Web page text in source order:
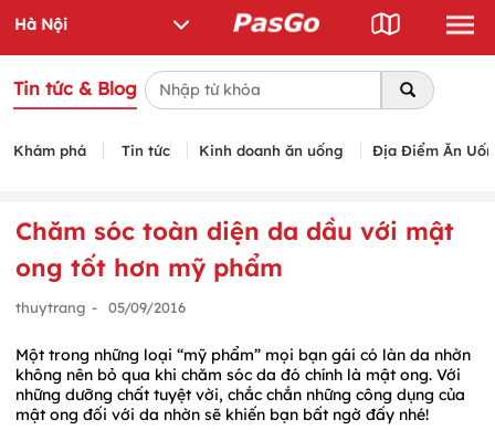
Tin tức & Blog
Khám phá Tin tức Kinh doanh ăn uống Địa Điểm Ăn
Chăm sóc toàn diện da dầu với mật
ong tốt hơn mỹ phẩm
thuytrang - 05/09/2016
Một trong những loại “mỹ phẩm” mọi bạn gái có làn da nhờn
không nên bỏ qua khi chăm sóc da đó chính là mật ong. Với
những dưỡng chất tuyệt vời, chắc chắn những công dụng của
mật ong đối với da nhờn sẽ khiến bạn bất ngờ đấy nhé!